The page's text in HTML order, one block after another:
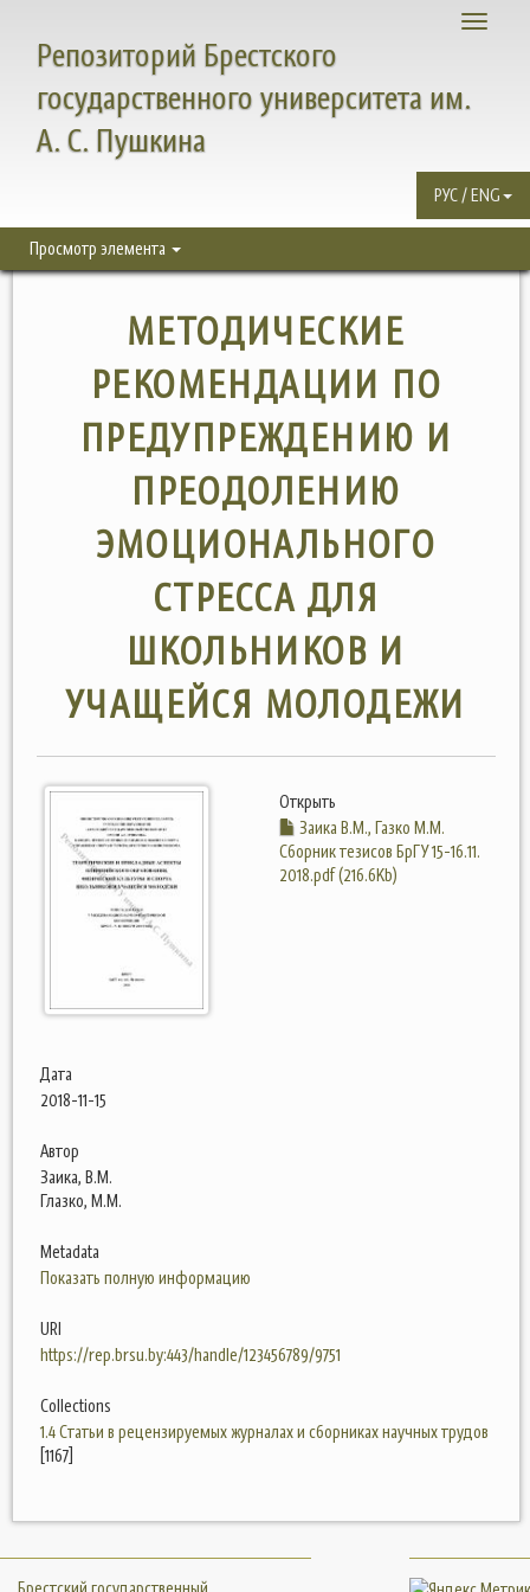
Toggle
Репозиторий Брестского
государственного университета им.
А. С. Пушкина
РУС / ENG
Просмотр элемента
МЕТОДИЧЕСКИЕ
РЕКОМЕНДАЦИИ ПО
ПРЕДУПРЕЖДЕНИЮ И
ПРЕОДОЛЕНИЮ
ЭМОЦИОНАЛЬНОГО
СТРЕССА ДЛЯ
ШКОЛЬНИКОВ И
УЧАЩЕЙСЯ МОЛОДЕЖИ
Открыть
Заика В.М., Газко М.М.
Сборник тезисов БрГУ 15-16.11.
2018.pdf (216.6Kb)
Дата
2018-11-15
Автор
Заика, В.М.
Глазко, М.М.
Metadata
Показать полную информацию
URI
https://rep.brsu.by:443/handle/123456789/9751
Collections
1.4 Статьи в рецензируемых журналах и сборниках научных трудов
[1167]